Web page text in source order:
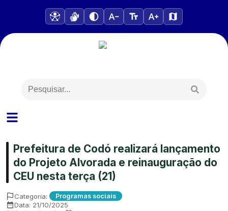
Prefeitura de Codó realizará lançamento
do Projeto Alvorada e reinauguração do
CEU nesta terça (21)
Categoria: Programas sociais
Data: 21/10/2025